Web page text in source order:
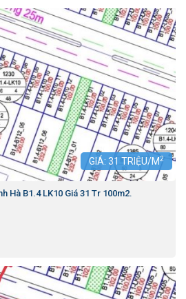
GIÁ: 31 TRIỆU/M2
Hà B1.4 LK10 Giá 31 Tr 100m2.